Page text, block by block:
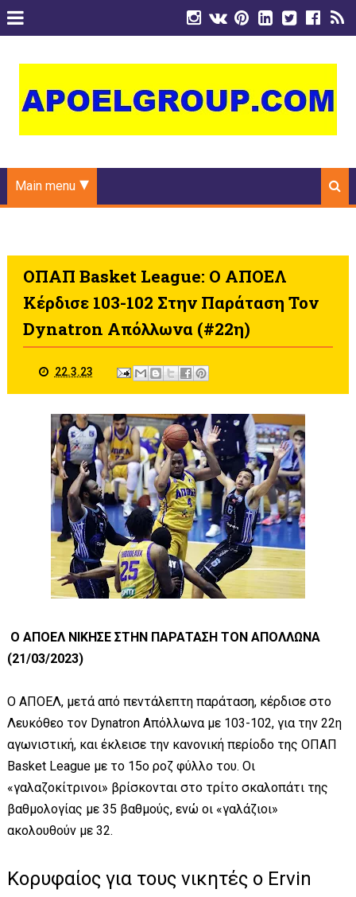
Main menu
ΟΠΑΠ Basket League: Ο ΑΠΟΕΛ
Κέρδισε 103-102 Στην Παράταση Τον
Dynatron Απόλλωνα (#22η)
22.3.23
Ο ΑΠΟΕΛ ΝΙΚΗΣΕ ΣΤΗΝ ΠΑΡΑΤΑΣΗ ΤΟΝ ΑΠΟΛΛΩΝΑ
(21/03/2023)
O AΠΟΕΛ, μετά από πεντάλεπτη παράταση, κέρδισε στο
Λευκόθεο τον Dynatron Απόλλωνα με 103-102, για την 22η
αγωνιστική, και έκλεισε την κανονική περίοδο της ΟΠΑΠ
Basket League με το 15ο ροζ φύλλο του. Οι
«γαλαζοκίτρινοι» βρίσκονται στο τρίτο σκαλοπάτι της
βαθμολογίας με 35 βαθμούς, ενώ οι «γαλάζιοι»
ακολουθούν με 32.
Κορυφαίος για τους νικητές ο Ervin